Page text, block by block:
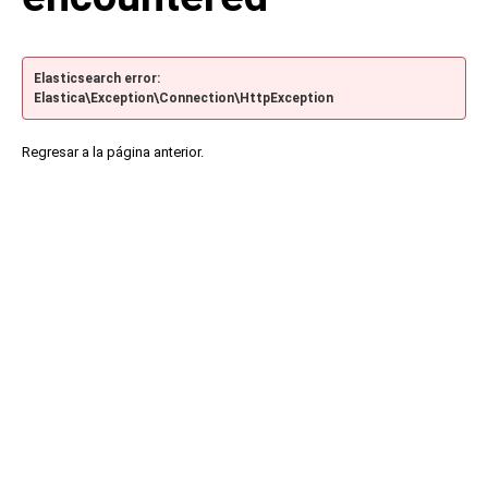
Elasticsearch error:
Elastica\Exception\Connection\HttpException
Regresar a la página anterior.